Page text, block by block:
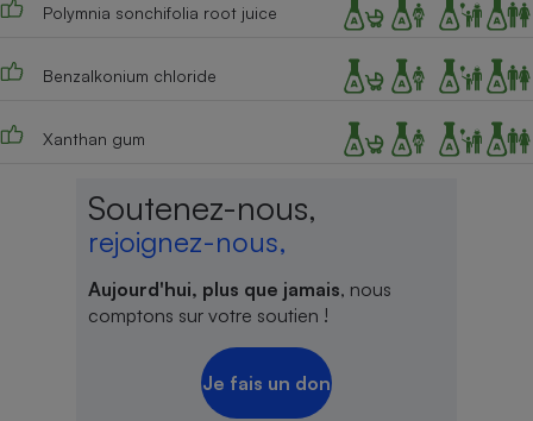
Polymnia sonchifolia root juice
Benzalkonium chloride
Xanthan gum
Soutenez-nous,
rejoignez-nous,
Aujourd'hui, plus que jamais, nous
comptons sur votre soutien !
Je fais un don